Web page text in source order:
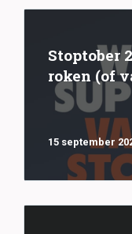
Stoptober
roken (of
15 september